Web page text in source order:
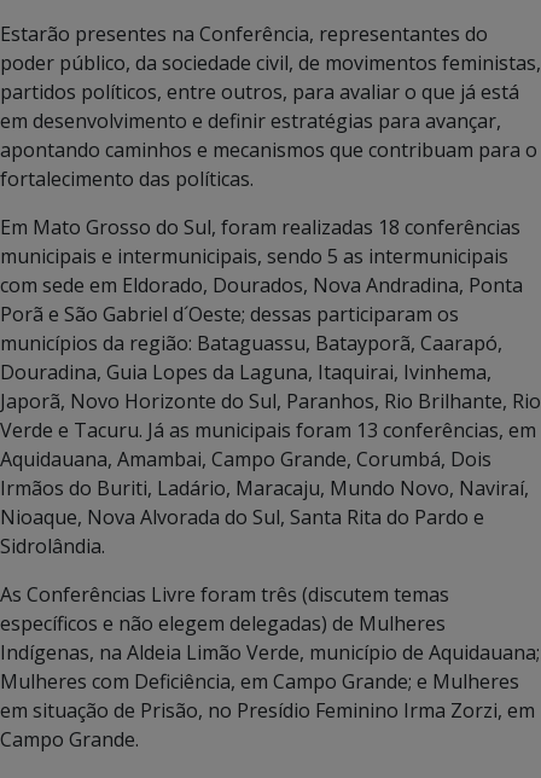
Estarão presentes na Conferência, representantes do
poder público, da sociedade civil, de movimentos feministas,
partidos políticos, entre outros, para avaliar o que já está
em desenvolvimento e definir estratégias para avançar,
apontando caminhos e mecanismos que contribuam para o
fortalecimento das políticas.
Em Mato Grosso do Sul, foram realizadas 18 conferências
municipais e intermunicipais, sendo 5 as intermunicipais
com sede em Eldorado, Dourados, Nova Andradina, Ponta
Porã e São Gabriel d´Oeste; dessas participaram os
municípios da região: Bataguassu, Batayporã, Caarapó,
Douradina, Guia Lopes da Laguna, Itaquirai, Ivinhema,
Japorã, Novo Horizonte do Sul, Paranhos, Rio Brilhante, Rio
Verde e Tacuru. Já as municipais foram 13 conferências, em
Aquidauana, Amambai, Campo Grande, Corumbá, Dois
Irmãos do Buriti, Ladário, Maracaju, Mundo Novo, Naviraí,
Nioaque, Nova Alvorada do Sul, Santa Rita do Pardo e
Sidrolândia.
As Conferências Livre foram três (discutem temas
específicos e não elegem delegadas) de Mulheres
Indígenas, na Aldeia Limão Verde, município de Aquidauana;
Mulheres com Deficiência, em Campo Grande; e Mulheres
em situação de Prisão, no Presídio Feminino Irma Zorzi, em
Campo Grande.